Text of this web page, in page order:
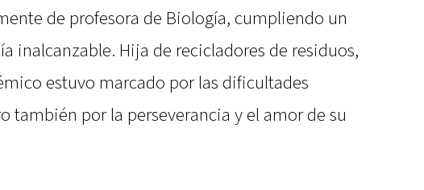
de profesora de Biología, cumpliendo un
inalcanzable. Hija de recicladores de residuos,
estuvo marcado por las dificultades
también por la perseverancia y el amor de su